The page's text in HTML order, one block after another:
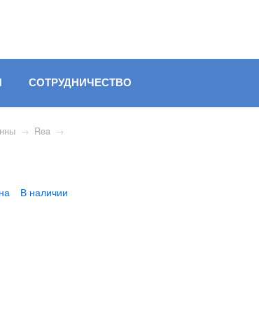
СОТРУДНИЧЕСТВО
→ Rea →
В наличии